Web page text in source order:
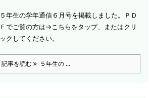
５年生の学年通信６月号を掲載しました。
ＰＤ
Ｆでご覧の方は→こちらをタップ、またはクリ
ックしてください。
記事を読む ５年生の ...